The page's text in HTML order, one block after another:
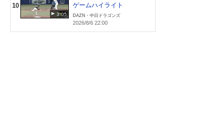
10
3:05
ゲームハイライト
DAZN・中日ドラゴンズ
2026/8/6 22:00